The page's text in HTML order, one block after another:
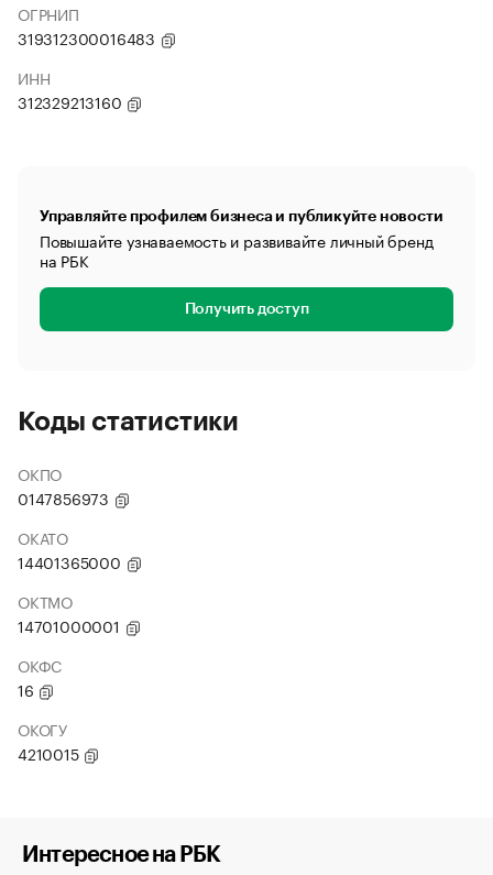
ОГРНИП
319312300016483
ИНН
312329213160
Управляйте профилем бизнеса и публикуйте новости
Повышайте узнаваемость и развивайте личный бренд
на РБК
Получить доступ
Коды статистики
ОКПО
0147856973
ОКАТО
14401365000
ОКТМО
14701000001
ОКФС
16
ОКОГУ
4210015
Интересное на РБК